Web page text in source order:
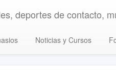
deportes de contacto,
Noticias y Cursos